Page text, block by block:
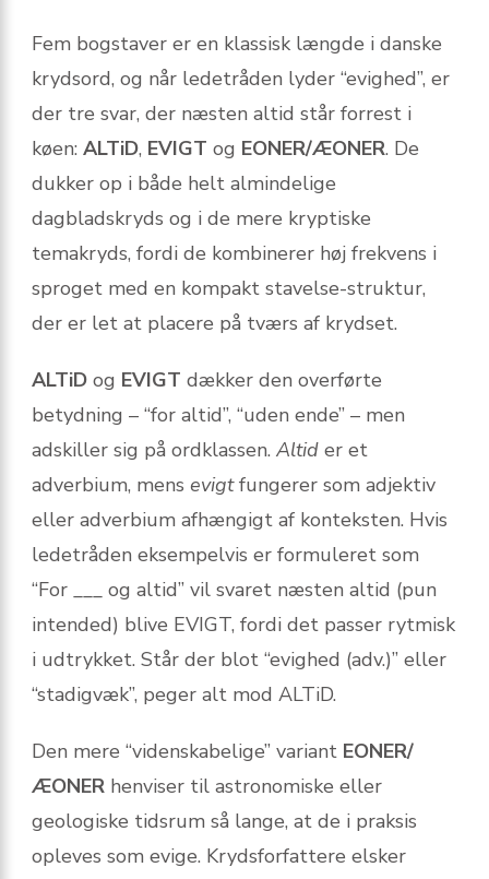
Fem bogstaver er en klassisk længde i danske
krydsord, og når ledetråden lyder “evighed”, er
der tre svar, der næsten altid står forrest i
køen: ALTiD, EVIGT og EONER/ÆONER. De
dukker op i både helt almindelige
dagbladskryds og i de mere kryptiske
temakryds, fordi de kombinerer høj frekvens i
sproget med en kompakt stavelse-struktur,
der er let at placere på tværs af krydset.
ALTiD og EVIGT dækker den overførte
betydning – “for altid”, “uden ende” – men
adskiller sig på ordklassen. Altid er et
adverbium, mens evigtfungerer som adjektiv
eller adverbium afhængigt af konteksten. Hvis
ledetråden eksempelvis er formuleret som
“For ___ og altid” vil svaret næsten altid (pun
intended) blive EVIGT, fordi det passer rytmisk
i udtrykket. Står der blot “evighed (adv.)” eller
“stadigvæk”, peger alt mod ALTiD.
Den mere “videnskabelige” variant EONER/
ÆONER henviser til astronomiske eller
geologiske tidsrum så lange, at de i praksis
opleves som evige. Krydsforfattere elsker